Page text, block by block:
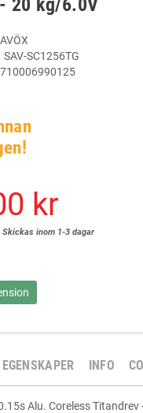
20 kg/6.0V
SAV-SC1256TG
kr
Skickas inom 1-3 dagar
EGENSKAPER INFO
Alu. Coreless